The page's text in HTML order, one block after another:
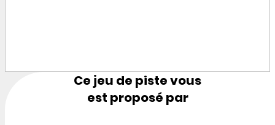
Ce jeu de piste vous
est proposé par